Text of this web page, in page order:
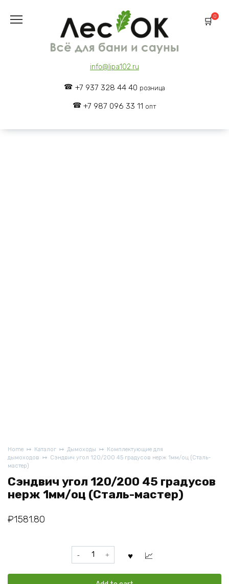
content
info@lipa102.ru
+7 937 328 44 40 розница
+7 987 096 33 11 опт
0
Home Каталог Дымоходы
Комплектующие для
дымоходов
Сэндвич угол 120/200 45 градусов нерж 1мм/оц (Сталь-
мастер)
Сэндвич угол 120/200 45 градусов
нерж 1мм/оц (Сталь-мастер)
₽1581.80
Сэндвич
угол
120/200